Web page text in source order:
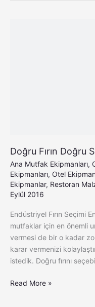
Doğru Fırın Doğru
Ana Mutfak Ekipmanları,
Ekipmanları, Otel
Ekipmanlar, Restoran
Eylül 2016
Endüstriyel Fırın Seçimi
mutfaklar için en önemli
vermesi de bir o kadar
karar vermenizi
istedik. Doğru fırını
Read More »